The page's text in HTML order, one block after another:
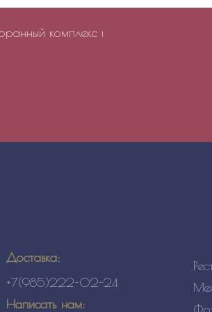
комплекс вкусной фьюжн
Доставка:
+7(985)222-02-24
Написать нам: